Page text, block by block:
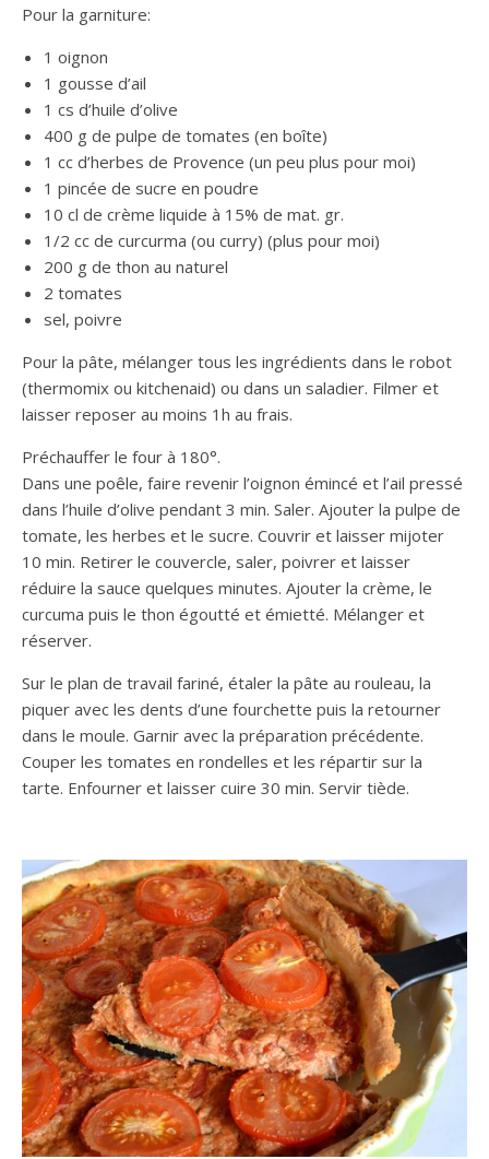
Pour la garniture:
1 oignon
1 gousse d’ail
1 cs d’huile d’olive
400 g de pulpe de tomates (en boîte)
1 cc d’herbes de Provence (un peu plus pour moi)
1 pincée de sucre en poudre
10 cl de crème liquide à 15% de mat. gr.
1/2 cc de curcurma (ou curry) (plus pour moi)
200 g de thon au naturel
2 tomates
sel, poivre
Pour la pâte, mélanger tous les ingrédients dans le robot
(thermomix ou kitchenaid) ou dans un saladier. Filmer et
laisser reposer au moins 1h au frais.
Préchauffer le four à 180°.
Dans une poêle, faire revenir l’oignon émincé et l’ail pressé
dans l’huile d’olive pendant 3 min. Saler. Ajouter la pulpe de
tomate, les herbes et le sucre. Couvrir et laisser mijoter
10 min. Retirer le couvercle, saler, poivrer et laisser
réduire la sauce quelques minutes. Ajouter la crème, le
curcuma puis le thon égoutté et émietté. Mélanger et
réserver.
Sur le plan de travail fariné, étaler la pâte au rouleau, la
piquer avec les dents d’une fourchette puis la retourner
dans le moule. Garnir avec la préparation précédente.
Couper les tomates en rondelles et les répartir sur la
tarte. Enfourner et laisser cuire 30 min. Servir tiède.